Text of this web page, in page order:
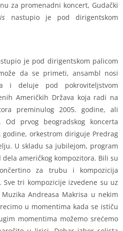
za promenadni koncert, Gudački
nastupio je pod dirigentskom
je pod dirigentskom palicom
da se primeti, ansambl nosi
i deluje pod pokroviteljstvom
Američkih Država koja radi na
preminulog 2005. godine, ali
prvog beogradskog koncerta
godine, orkestrom diriguje Predrag
U skladu sa jubilejom, program
američkog kompozitora. Bili su
za trubu i kompozicija
Sve tri kompozicije izvedene su uz
Andreasa Makrisa u nekim
u momentima kada se ističu
momentima možemo srećemo